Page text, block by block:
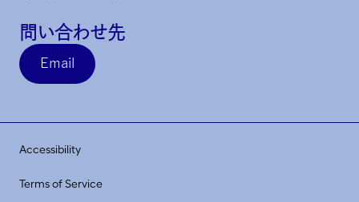
問い合わせ先
Email
Accessibility
Terms of Service